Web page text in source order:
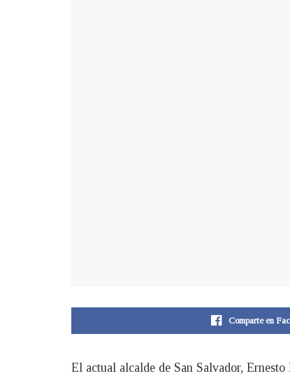
Comparte en
El actual alcalde de San Salvador,